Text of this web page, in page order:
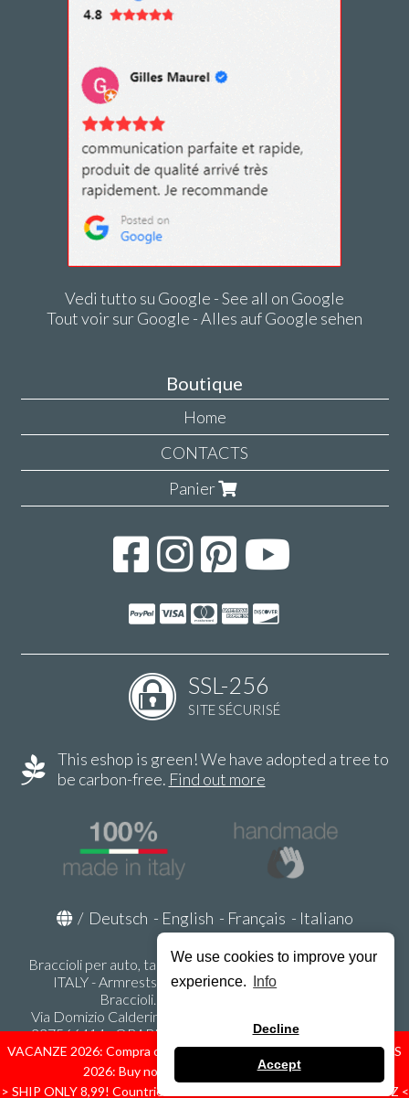
We use cookies to improve your
experience.
Info
Decline
Accept
VACANZE 2026: Compra ora spediremo dal 31 Agosto! — HOLIDAYS
2026: Buy now, we ship from August 31st!
> SHIP ONLY 8,99! Countries: IT - D - FR - A - NL - B - ES - PL - LU - CZ <
Vedi tutto su Google - See all on Google
Tout voir sur Google - Alles auf Google sehen
Boutique
Home
CONTACTS
Panier
SSL-256
SITE SÉCURISÉ
This eshop is green! We have adopted a tree to
be carbon-free. Find out more
/ Deutsch - English - Français - Italiano
Braccioli per auto, tappeti auto, accessori auto MADE IN
ITALY - Armrests, Mittelarmlehnen, Accoundoirs -
Braccioli.it - P.Iva IT02178470353
Via Domizio Calderini 8 int. 1 - 37131 Verona (VR) - Italy -
337566414 - ORARI UFFICIO 9:00-12:00, 15:00-18:00,
LUNEDI' - VENERDI' - info@braccioli-italy-armrests.com
Ecommerce creato con
Scontrino.com